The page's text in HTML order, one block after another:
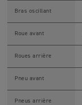
Bras oscillant
Roue avant
Roues arrière
Pneu avant
Pneus arrière